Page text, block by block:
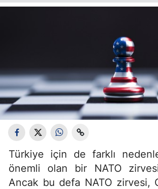
Türkiye için de farklı
önemli olan bir NATO
Ancak bu defa NATO zirvesi,